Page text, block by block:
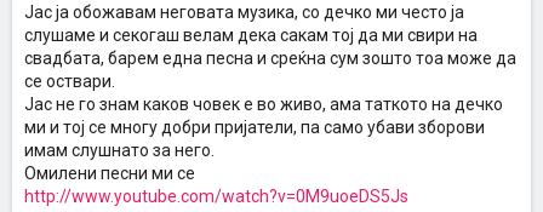
Јас ја обожавам неговата музика, со дечко ми често ја
слушаме и секогаш велам дека сакам тој да ми свири на
свадбата, барем една песна и среќна сум зошто тоа може да
се оствари.
Јас не го знам каков човек е во живо, ама таткото на дечко
ми и тој се многу добри пријатели, па само убави зборови
имам слушнато за него.
Омилени песни ми се
http://www.youtube.com/watch?v=0M9uoeDS5Js